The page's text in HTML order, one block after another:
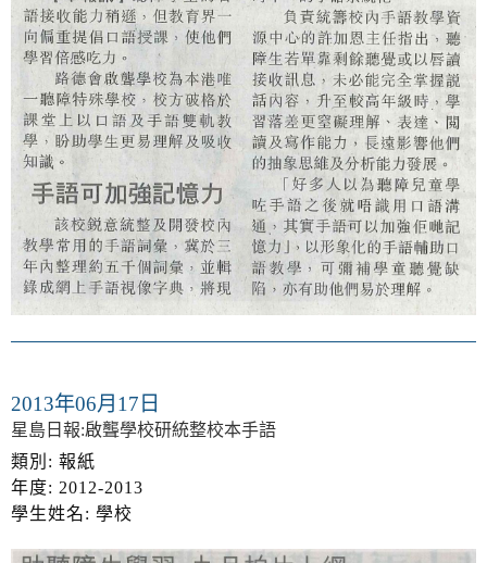
2013年06月17日
星島日報:啟聾學校研統整校本手語
類別: 報紙
年度: 2012-2013
學生姓名: 學校